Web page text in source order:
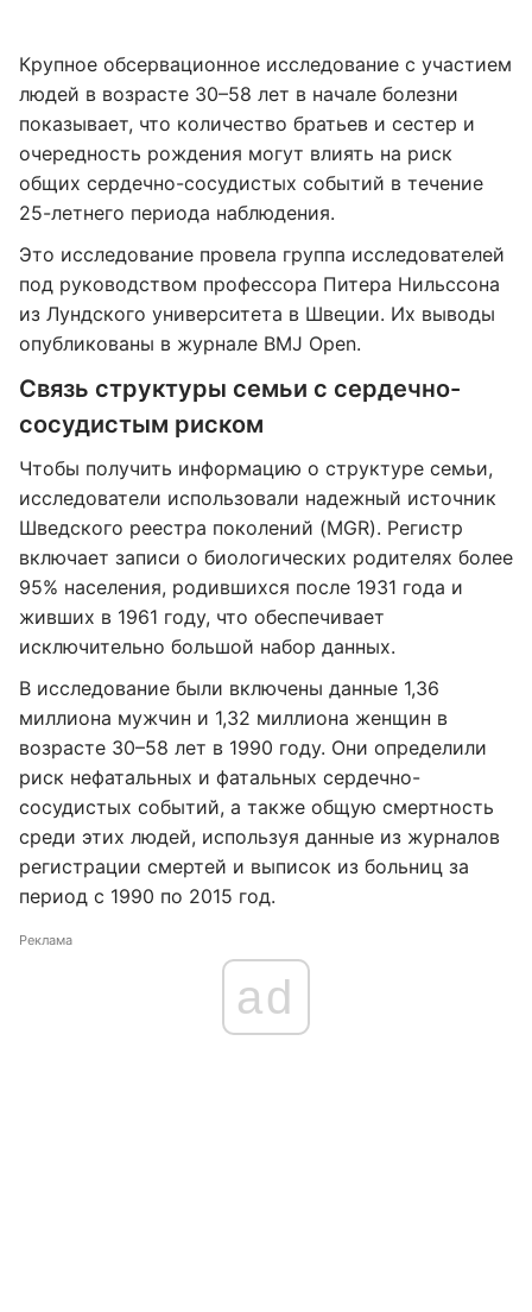
Крупное обсервационное исследование с участием
людей в возрасте 30–58 лет в начале болезни
показывает, что количество братьев и сестер и
очередность рождения могут влиять на риск
общих сердечно-сосудистых событий в течение
25-летнего периода наблюдения.
Это исследование провела группа исследователей
под руководством профессора Питера Нильссона
из Лундского университета в Швеции. Их выводы
опубликованы в журнале BMJ Open.
Связь структуры семьи с сердечно-
сосудистым риском
Чтобы получить информацию о структуре семьи,
исследователи использовали надежный источник
Шведского реестра поколений (MGR). Регистр
включает записи о биологических родителях более
95% населения, родившихся после 1931 года и
живших в 1961 году, что обеспечивает
исключительно большой набор данных.
В исследование были включены данные 1,36
миллиона мужчин и 1,32 миллиона женщин в
возрасте 30–58 лет в 1990 году. Они определили
риск нефатальных и фатальных сердечно-
сосудистых событий, а также общую смертность
среди этих людей, используя данные из журналов
регистрации смертей и выписок из больниц за
период с 1990 по 2015 год.
Реклама
ad